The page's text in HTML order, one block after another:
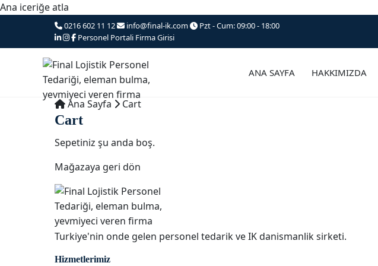
Ana iceriğe atla
0216 602 11 12 info@final-ik.com
Pzt - Cum: 09:00 - 18:00
Personel Portali Firma Girisi
ANA SAYFA HAKKIMIZDA
Ana Sayfa Cart
Cart
Sepetiniz şu anda boş.
Mağazaya geri dön
Turkiye'nin onde gelen personel tedarik ve IK danismanlik sirketi.
Hizmetlerimiz